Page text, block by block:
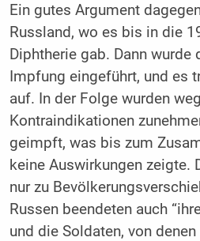
Ein gutes Argument
Russland, wo es bis in die
Diphtherie gab. Dann wurde
Impfung eingeführt, und es
auf. In der Folge wurden
Kontraindikationen
geimpft, was bis zum
keine Auswirkungen zeigte.
nur zu
Russen beendeten auch
und die Soldaten, von